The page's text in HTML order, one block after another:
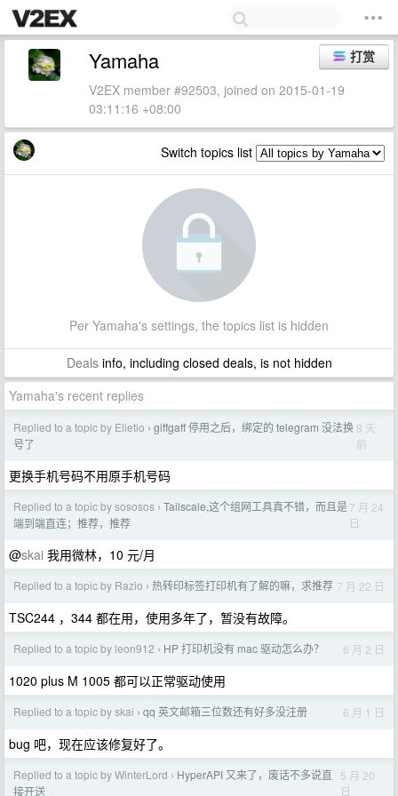
打赏
Yamaha
V2EX member #92503, joined on 2015-01-19
03:11:16 +08:00
Switch topics list
Per Yamaha's settings, the topics list is hidden
Dealsinfo, including closed deals, is not hidden
Yamaha's recent replies
Replied to a topic by Elietio › giffgaff 停用之后，绑定的 telegram 没法换
号了
8 天
前
更换手机号码不用原手机号码
Replied to a topic by sososos › Tailscale,这个组网工具真不错，而且是
端到端直连；推荐，推荐
7 月 24
日
@skai 我用微林，10 元/月
Replied to a topic by Razio › 热转印标签打印机有了解的嘛，求推荐 7 月 22 日
TSC244 ，344 都在用，使用多年了，暂没有故障。
Replied to a topic by leon912 › HP 打印机没有 mac 驱动怎么办？ 6 月 2 日
1020 plus M 1005 都可以正常驱动使用
Replied to a topic by skai › qq 英文邮箱三位数还有好多没注册 6 月 1 日
bug 吧，现在应该修复好了。
Replied to a topic by WinterLord › HyperAPI 又来了，废话不多说直
接开送
5 月 20
日